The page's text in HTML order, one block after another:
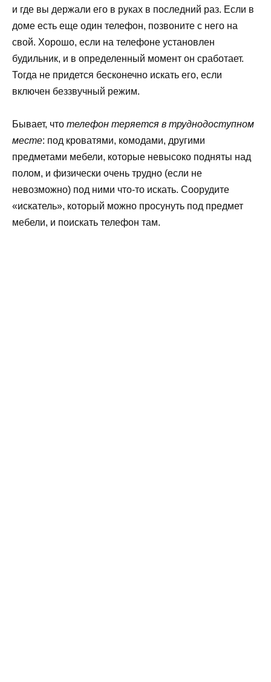
и где вы держали его в руках в последний раз. Если в
доме есть еще один телефон, позвоните с него на
свой. Хорошо, если на телефоне установлен
будильник, и в определенный момент он сработает.
Тогда не придется бесконечно искать его, если
включен беззвучный режим.
Бывает, что телефон теряется в труднодоступном
месте: под кроватями, комодами, другими
предметами мебели, которые невысоко подняты над
полом, и физически очень трудно (если не
невозможно) под ними что-то искать. Соорудите
«искатель», который можно просунуть под предмет
мебели, и поискать телефон там.